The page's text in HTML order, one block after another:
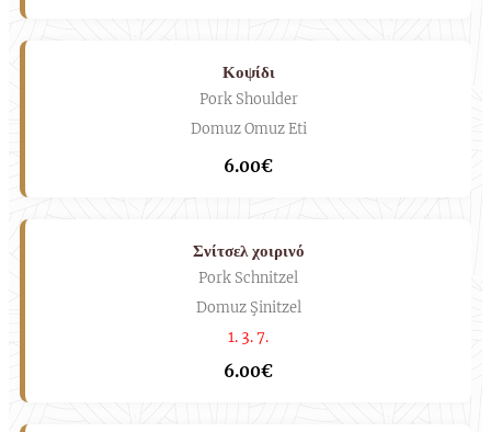
Κοψίδι
Pork Shoulder
Domuz Omuz Eti
6.00€
Σνίτσελ χοιρινό
Pork Schnitzel
Domuz Şinitzel
1. 3. 7.
6.00€